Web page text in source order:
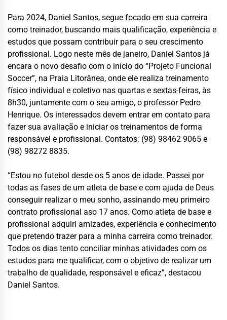
Para 2024, Daniel Santos, segue focado em sua carreira
como treinador, buscando mais qualificação, experiência e
estudos que possam contribuir para o seu crescimento
profissional. Logo neste mês de janeiro, Daniel Santos já
encara o novo desafio com o início do “Projeto Funcional
Soccer”, na Praia Litorânea, onde ele realiza treinamento
físico individual e coletivo nas quartas e sextas-feiras, às
8h30, juntamente com o seu amigo, o professor Pedro
Henrique. Os interessados devem entrar em contato para
fazer sua avaliação e iniciar os treinamentos de forma
responsável e profissional. Contatos: (98) 98462 9065 e
(98) 98272 8835.
“Estou no futebol desde os 5 anos de idade. Passei por
todas as fases de um atleta de base e com ajuda de Deus
conseguir realizar o meu sonho, assinando meu primeiro
contrato profissional aso 17 anos. Como atleta de base e
profissional adquiri amizades, experiência e conhecimento
que pretendo trazer para a minha carreira como treinador.
Todos os dias tento conciliar minhas atividades com os
estudos para me qualificar, com o objetivo de realizar um
trabalho de qualidade, responsável e eficaz”, destacou
Daniel Santos.